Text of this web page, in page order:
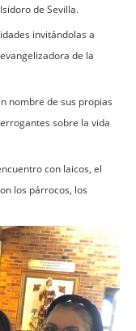
de Sevilla.
invitándolas a
de la
nombre de sus propias
sobre la vida
con laicos, el
los párrocos, los